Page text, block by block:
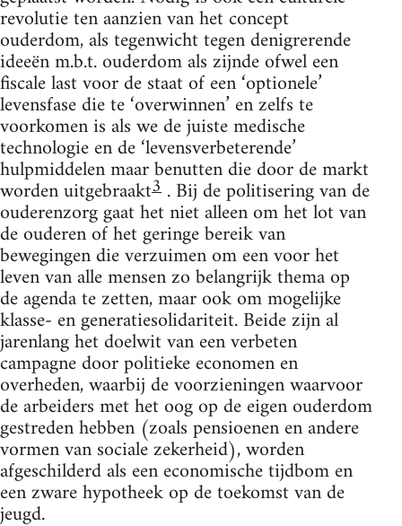
revolutie ten aanzien van het concept
ouderdom, als tegenwicht tegen denigrerende
ideeën m.b.t. ouderdom als zijnde ofwel een
fiscale last voor de staat of een ‘optionele’
levensfase die te ‘overwinnen’ en zelfs te
voorkomen is als we de juiste medische
technologie en de ‘levensverbeterende’
hulpmiddelen maar benutten die door de markt
worden uitgebraakt3 . Bij de politisering van de
ouderenzorg gaat het niet alleen om het lot van
de ouderen of het geringe bereik van
bewegingen die verzuimen om een voor het
leven van alle mensen zo belangrijk thema op
de agenda te zetten, maar ook om mogelijke
klasse- en generatiesolidariteit. Beide zijn al
jarenlang het doelwit van een verbeten
campagne door politieke economen en
overheden, waarbij de voorzieningen waarvoor
de arbeiders met het oog op de eigen ouderdom
gestreden hebben (zoals pensioenen en andere
vormen van sociale zekerheid), worden
afgeschilderd als een economische tijdbom en
een zware hypotheek op de toekomst van de
jeugd.